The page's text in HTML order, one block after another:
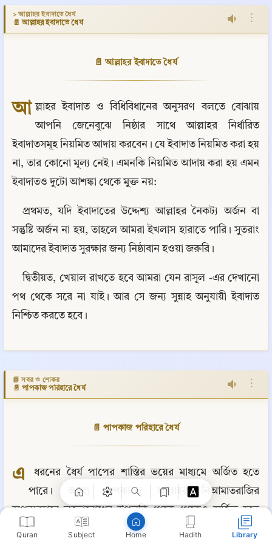
Quran Subject Home Hadith Library
> আল্লাহর ইবাদাতে ধৈর্য
📄 আল্লাহর ইবাদাতে ধৈর্য ⋮
📄 আল্লাহর ইবাদাতে ধৈর্য
আ ল্লাহর ইবাদাত ও বিধিবিধানের অনুসরণ বলতে বোঝায়
আপনি জেনেবুঝে নিষ্ঠার সাথে আল্লাহর নির্ধারিত
ইবাদাতসমূহ নিয়মিত আদায় করবেন। যে ইবাদাত নিয়মিত করা হয়
না, তার কোনো মূল্য নেই। এমনকি নিয়মিত আদায় করা হয় এমন
ইবাদাতও দুটো আশঙ্কা থেকে মুক্ত নয়:
প্রথমত, যদি ইবাদাতের উদ্দেশ্য আল্লাহর নৈকট্য অর্জন বা
সন্তুষ্টি অর্জন না হয়, তাহলে আমরা ইখলাস হারাতে পারি। সুতরাং
আমাদের ইবাদাত সুরক্ষার জন্য নিষ্ঠাবান হওয়া জরুরি।
দ্বিতীয়ত, খেয়াল রাখতে হবে আমরা যেন রাসূল -এর দেখানো
পথ থেকে সরে না যাই। আর সে জন্য সুন্নাহ অনুযায়ী ইবাদাত
নিশ্চিত করতে হবে।
📘 সবর ও শোকর
📄 পাপকাজ পরিহারে ধৈর্য ⋮
📄 পাপকাজ পরিহারে ধৈর্য
এ
ধরনের ধৈর্য পাপের শাস্তির ভয়ের মাধ্যমে অর্জিত হতে
পারে। অথবা পাপকাজে আল্লাহর নিআমাতরাজির
অপব্যবহারে লজ্জাবোধের উপলব্ধি থেকে থেকেও অর্জিত হতে
পারে। আল্লাহর ব্যাপারে লজ্জাশীলতার এই উপলব্ধি শক্তিশালী